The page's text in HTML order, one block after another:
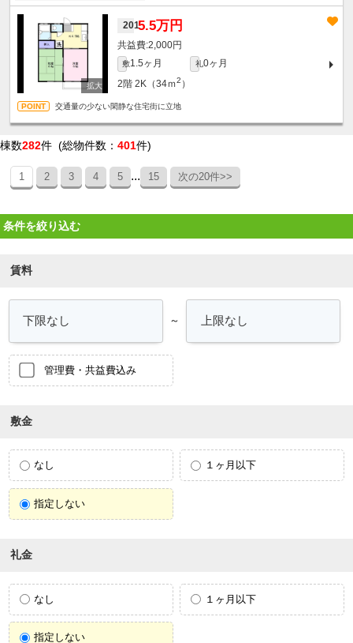
2015.5万円
2,000円
敷1.5ヶ月 礼0ヶ月
2階 2K（34ｍ2 ）
交通量の少ない閑静な住宅街に立地
棟数282件 (総物件数： 401件)
1 2 3 4 5 ... 15 次の20件>>
条件を絞り込む
賃料
～
管理費・共益費込み
敷金
なし １ヶ月以下
指定しない
礼金
なし １ヶ月以下
指定しない